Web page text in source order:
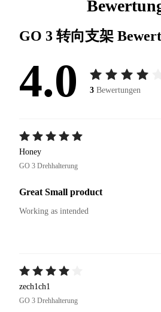
GO 3 转向支架
4.0 3 Bewertungen
Honey
GO 3 Drehhalterung
Great Small product
Working as intended
zech1ch1
GO 3 Drehhalterung